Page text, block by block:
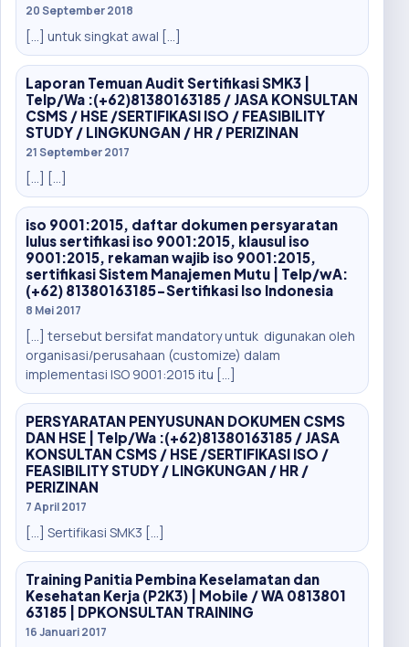
20 September 2018
[…] untuk singkat awal […]
Laporan Temuan Audit Sertifikasi SMK3 |
Telp/Wa :(+62)81380163185 / JASA KONSULTAN
CSMS / HSE /SERTIFIKASI ISO / FEASIBILITY
STUDY / LINGKUNGAN / HR / PERIZINAN
21 September 2017
[…] […]
iso 9001:2015, daftar dokumen persyaratan
lulus sertifikasi iso 9001:2015, klausul iso
9001:2015, rekaman wajib iso 9001:2015,
sertifikasi Sistem Manajemen Mutu | Telp/wA:
(+62) 81380163185-Sertifikasi Iso Indonesia
8 Mei 2017
[…] tersebut bersifat mandatory untuk digunakan oleh
organisasi/perusahaan (customize) dalam
implementasi ISO 9001:2015 itu […]
PERSYARATAN PENYUSUNAN DOKUMEN CSMS
DAN HSE | Telp/Wa :(+62)81380163185 / JASA
KONSULTAN CSMS / HSE /SERTIFIKASI ISO /
FEASIBILITY STUDY / LINGKUNGAN / HR /
PERIZINAN
7 April 2017
[…] Sertifikasi SMK3 […]
Training Panitia Pembina Keselamatan dan
Kesehatan Kerja (P2K3) | Mobile / WA 0813801
63185 | DPKONSULTAN TRAINING
16 Januari 2017